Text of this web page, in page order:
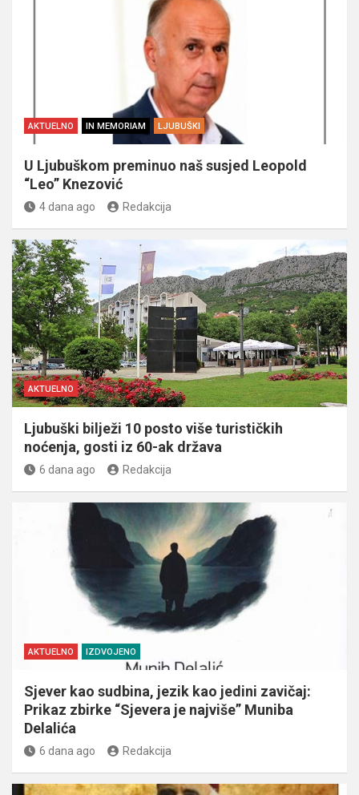
AKTUELNO IN MEMORIAM LJUBUŠKI
U Ljubuškom preminuo naš susjed Leopold
“Leo” Knezović
4 dana ago Redakcija
AKTUELNO
Ljubuški bilježi 10 posto više turističkih
noćenja, gosti iz 60-ak država
6 dana ago Redakcija
AKTUELNO IZDVOJENO
Sjever kao sudbina, jezik kao jedini zavičaj:
Prikaz zbirke “Sjevera je najviše” Muniba
Delalića
6 dana ago Redakcija